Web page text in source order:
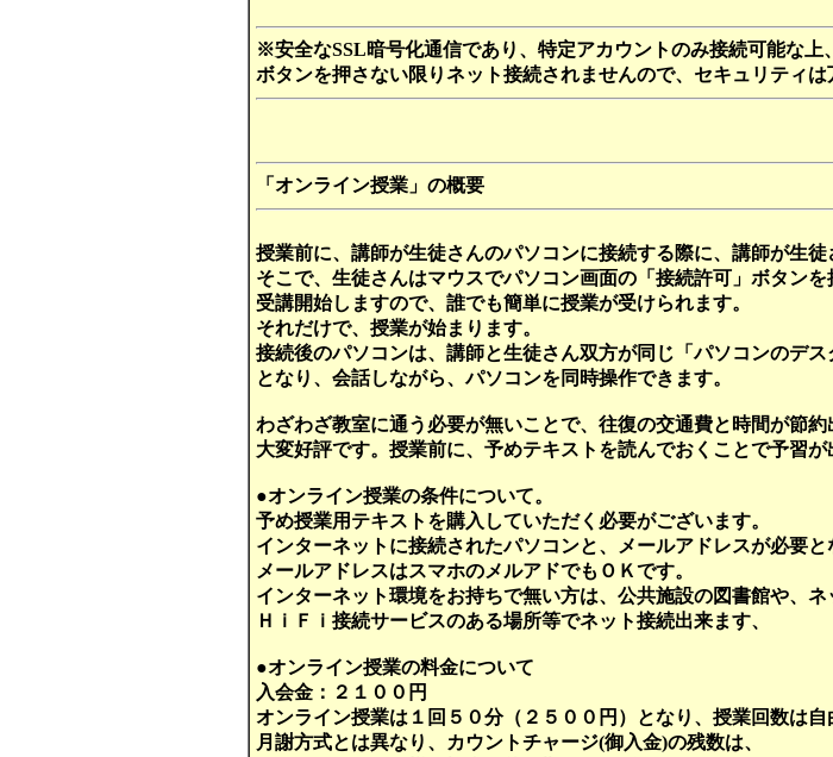
※安全なSSL暗号化通信であり、特定アカウントのみ接続可能な上
ボタンを押さない限りネット接続されませんので、セキュリティは
「オンライン授業」の概要
授業前に、講師が生徒さんのパソコンに接続する際に、講師が生徒
そこで、生徒さんはマウスでパソコン画面の「接続許可」ボタンを
受講開始しますので、誰でも簡単に授業が受けられます。
それだけで、授業が始まります。
接続後のパソコンは、講師と生徒さん双方が同じ「パソコンのデス
となり、会話しながら、パソコンを同時操作できます。
わざわざ教室に通う必要が無いことで、往復の交通費と時間が節約
大変好評です。授業前に、予めテキストを読んでおくことで予習が
●オンライン授業の条件について。
予め授業用テキストを購入していただく必要がございます。
インターネットに接続されたパソコンと、メールアドレスが必要と
メールアドレスはスマホのメルアドでもＯＫです。
インターネット環境をお持ちで無い方は、公共施設の図書館や、ネ
ＨｉＦｉ接続サービスのある場所等でネット接続出来ます、
●オンライン授業の料金について
入会金：２１００円
オンライン授業は１回５０分（２５００円）となり、授業回数は自
月謝方式とは異なり、カウントチャージ(御入金)の残数は、